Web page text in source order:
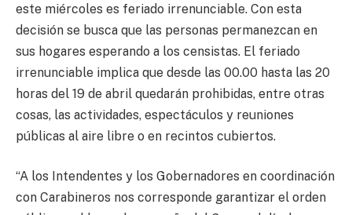
este miércoles es feriado irrenunciable. Con esta
decisión se busca que las personas permanezcan en
sus hogares esperando a los censistas. El feriado
irrenunciable implica que desde las 00.00 hasta las 20
horas del 19 de abril quedarán prohibidas, entre otras
cosas, las actividades, espectáculos y reuniones
públicas al aire libre o en recintos cubiertos.
“A los Intendentes y los Gobernadores en coordinación
con Carabineros nos corresponde garantizar el orden